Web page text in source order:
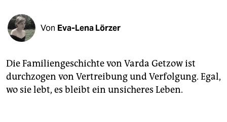
fragen & hilfe
abo
genossenschaft
Von Eva-Lena Lörzer
Die Familiengeschichte von Varda Getzow ist
durchzogen von Vertreibung und Verfolgung. Egal,
wo sie lebt, es bleibt ein unsicheres Leben.